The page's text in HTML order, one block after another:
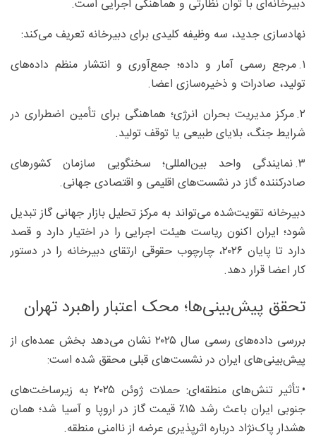
دبیرخانه‌ای با توان نظارتی و هماهنگی اجرایی است.
نهادسازی جدید، سه وظیفه کلیدی برای دبیرخانه تعریف می‌کند:
۱. مرجع رسمی آمار و داده؛ جمع‌آوری و انتشار منظم داده‌های
تولید، صادرات و ذخیره‌سازی اعضا.
۲. مرکز مدیریت بحران انرژی؛ هماهنگی برای تأمین اضطراری در
شرایط جنگ، بلایای طبیعی یا توقف تولید.
۳. نمایندگی واحد بین‌المللی؛ سخنگویی سازمان کشورهای
صادرکننده گاز در نشست‌های اقلیمی و اقتصادی جهانی.
دبیرخانه تقویت‌شده می‌تواند به مرکز تحلیل بازار جهانی گاز تبدیل
شود؛ ایران اکنون ریاست هیئت اجرایی را در اختیار دارد و قصد
دارد تا پایان ۲۰۲۶، چارچوب حقوقی ارتقای دبیرخانه را در دستور
کار اعضا قرار دهد.
تحقق پیش‌بینی‌ها؛ محک اعتبار راهبرد تهران
بررسی داده‌های رسمی سال ۲۰۲۵ نشان می‌دهد بخش عمده‌ای از
پیش‌بینی‌های ایران در نشست‌های قبلی محقق شده است:
• تأثیر تنش‌های منطقه‌ای: حملات ژوئن ۲۰۲۵ به زیرساخت‌های
جنوبی ایران باعث رشد ۱۵٪ قیمت گاز در اروپا و آسیا شد؛ همان
هشدار پاک‌نژاد درباره اثرپذیری عرضه از ناامنی منطقه.